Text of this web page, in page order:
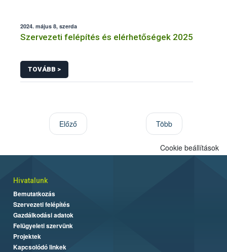
2024. május 8, szerda
Szervezeti felépítés és elérhetőségek 2025
TOVÁBB >
Előző Több
Cookie beállítások
Hivatalunk
Bemutatkozás
Szervezeti felépítés
Gazdálkodási adatok
Felügyeleti szervünk
Projektek
Kapcsolódó linkek